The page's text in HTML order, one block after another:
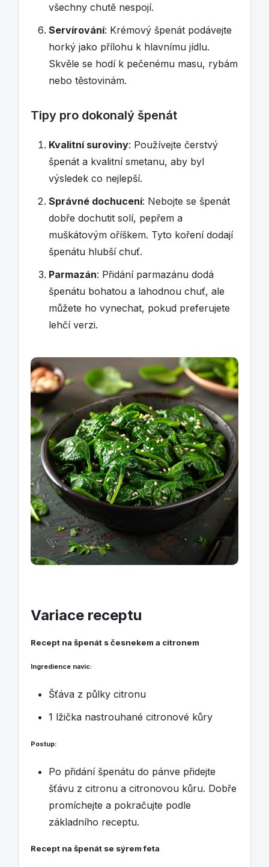
všechny chutě nespojí.
Servírování: Krémový špenát podávejte
horký jako přílohu k hlavnímu jídlu.
Skvěle se hodí k pečenému masu, rybám
nebo těstovinám.
Tipy pro dokonalý špenát
Kvalitní suroviny: Používejte čerstvý
špenát a kvalitní smetanu, aby byl
výsledek co nejlepší.
Správné dochucení: Nebojte se špenát
dobře dochutit solí, pepřem a
muškátovým oříškem. Tyto koření dodají
špenátu hlubší chuť.
Parmazán: Přidání parmazánu dodá
špenátu bohatou a lahodnou chuť, ale
můžete ho vynechat, pokud preferujete
lehčí verzi.
Variace receptu
Recept na špenát s česnekem a citronem
Ingredience navíc:
Šťáva z půlky citronu
1 lžička nastrouhané citronové kůry
Postup:
Po přidání špenátu do pánve přidejte
šťávu z citronu a citronovou kůru. Dobře
promíchejte a pokračujte podle
základního receptu.
Recept na špenát se sýrem feta